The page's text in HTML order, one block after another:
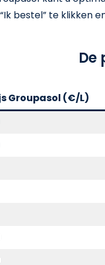
bestel” te klikken
De
Groupasol (€/L)